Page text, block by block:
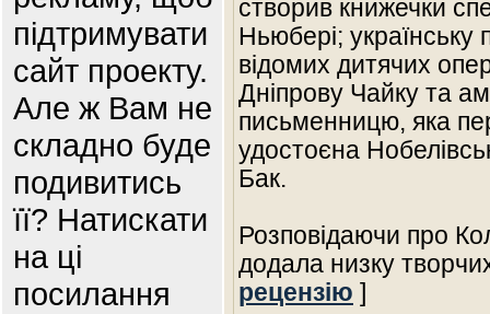
підтримувати
сайт проекту.
Але ж Вам не
складно буде
подивитись
її? Натискати
на ці
посилання
створив книжечки
Ньюбері;
відомих дитячих
Дніпрову Чайку та
письменницю, яка
удостоєна
Бак.
Розповідаючи про
додала низку
рецензію ]